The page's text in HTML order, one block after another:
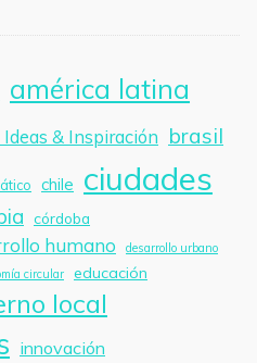
américa latina
& Inspiración brasil
chile ciudades
córdoba
humano desarrollo urbano
circular educación
local
innovación